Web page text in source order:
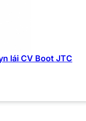
lái CV Boot JTC